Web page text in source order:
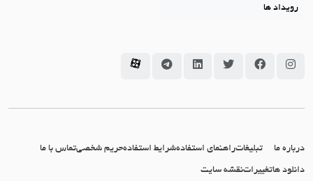
رویداد ها
سامانه جاما در اینستاگرام
سامانه جاما در فیسبوک
سامانه جاما در توئیتر
سامانه جاما در لینکداین
سامانه جاما در تلگرام
سامانه جاما در آپارات
درباره ما تبلیغاتراهنمای استفادهشرایط استفادهحریم شخصیتماس با ما
دانلود هاتغییراتنقشه سایت